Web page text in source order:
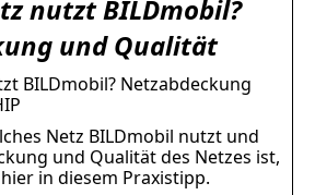
nutzt BILDmobil?
und Qualität
BILDmobil? Netzabdeckung
Netz BILDmobil nutzt und
und Qualität des Netzes ist,
in diesem Praxistipp.